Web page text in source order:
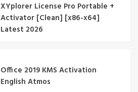
XYplorer License Pro Portable +
Activator [Clean] [x86-x64]
Latest 2026
Office 2019 KMS Activation
English Atmos